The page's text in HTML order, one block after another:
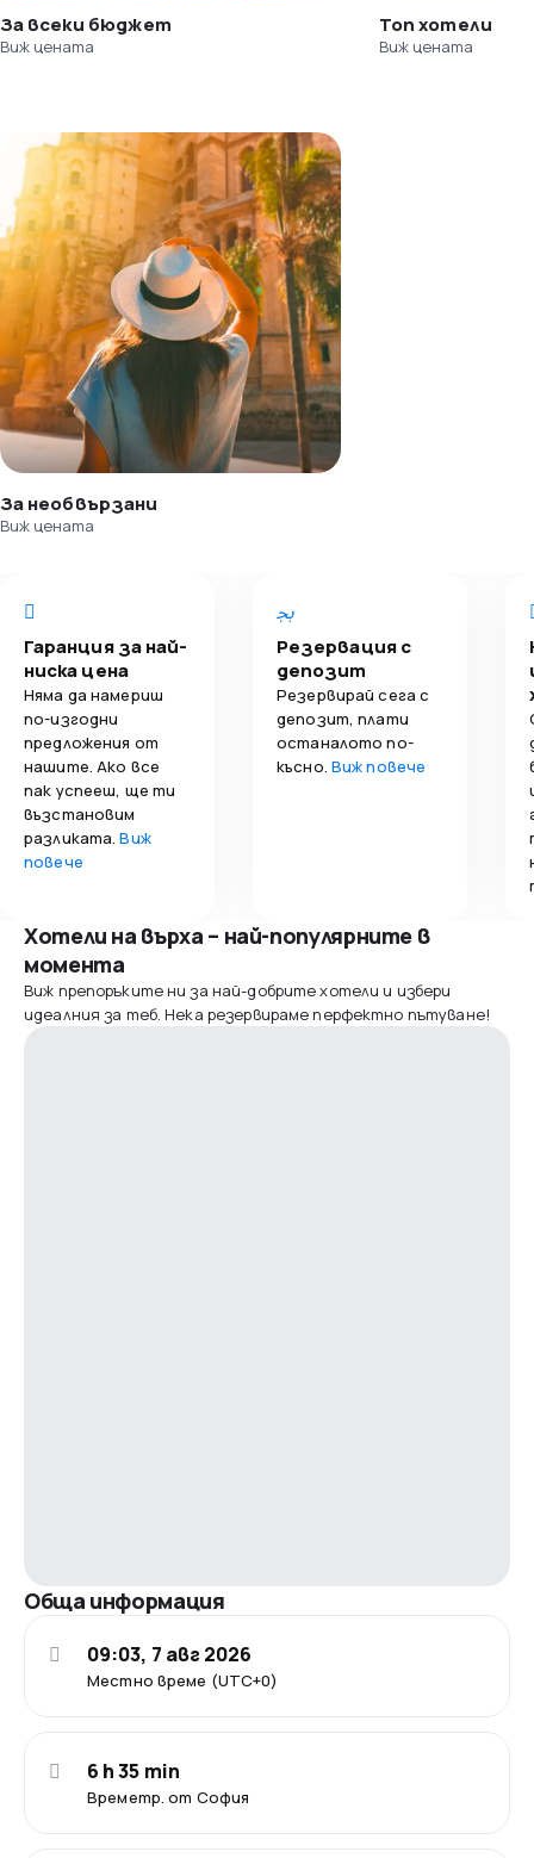
За всеки бюджет
Виж цената
Топ хотели
Виж цената
За необвързани
Виж цената
Гаранция за най-
ниска цена
Няма да намериш
по-изгодни
предложения от
нашите. Ако все
пак успееш, ще ти
възстановим
разликата.Виж
повече
Резервация с
депозит
Резервирай сега с
депозит, плати
останалото по-
късно. Виж повече
Хотели на върха – най-популярните в
момента
Виж препоръките ни за най-добрите хотели и избери
идеалния за теб. Нека резервираме перфектно пътуване!
Обща информация
Местно време (UTC+0)
09:03, 7 авг 2026
Времетр. от София
6 h 35 min